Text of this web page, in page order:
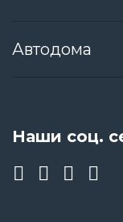
Автодома
Наши соц.